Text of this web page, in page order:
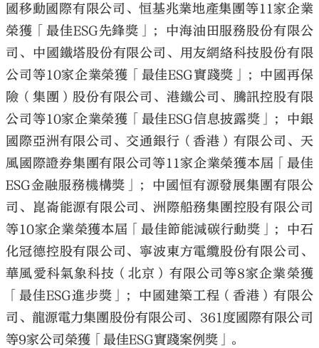
國移動國際有限公司、恒基兆業地產集團等11家企業
榮獲「最佳ESG先鋒獎」；中海油田服務股份有限公
司、中國鐵塔股份有限公司、用友網絡科技股份有限
公司等10家企業榮獲「最佳ESG實踐獎」；中國再保
險（集團）股份有限公司、港鐵公司、騰訊控股有限
公司等10家企業榮獲「最佳ESG信息披露獎」；中銀
國際亞洲有限公司、交通銀行（香港）有限公司、天
風國際證券集團有限公司等11家企業榮獲本屆「最佳
ESG金融服務機構獎」；中國恒有源發展集團有限公
司、崑崙能源有限公司、洲際船務集團控股有限公司
等10家企業榮獲本屆「最佳節能減碳行動獎」；中石
化冠德控股有限公司、寧波東方電纜股份有限公司、
華風愛科氣象科技（北京）有限公司等8家企業榮獲
「最佳ESG進步獎」；中國建築工程（香港）有限公
司、龍源電力集團股份有限公司、361度國際有限公司
等9家公司榮獲「最佳ESG實踐案例獎」。